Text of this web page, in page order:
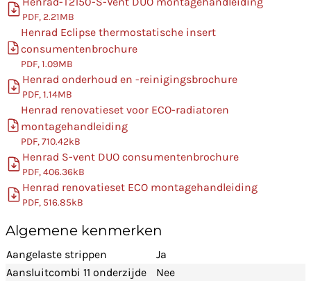
PDF, 2.21MB
Henrad Eclipse thermostatische insert
consumentenbrochure
PDF, 1.09MB
Henrad onderhoud en -reinigingsbrochure
PDF, 1.14MB
Henrad renovatieset voor ECO-radiatoren
montagehandleiding
PDF, 710.42kB
Henrad S-vent DUO consumentenbrochure
PDF, 406.36kB
Henrad renovatieset ECO montagehandleiding
PDF, 516.85kB
Algemene kenmerken
Aangelaste strippen
Ja
Aansluitcombi 11 onderzijde
Nee